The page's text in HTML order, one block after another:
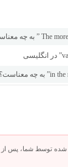
شده توسط شما، پس از